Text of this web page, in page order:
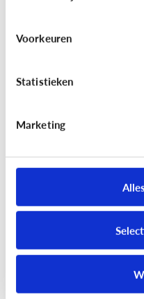
Voorkeuren
Statistieken
Marketing
[Online quiz]